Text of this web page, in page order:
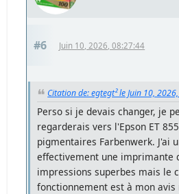
#6 Juin 10, 2026, 08:27:44
Citation de: egtegt² le Juin 10,
Perso si je devais changer, je
regarderais vers l'Epson ET
pigmentaires Farbenwerk. J'ai
effectivement une imprimante
impressions superbes mais le
fonctionnement est à mon